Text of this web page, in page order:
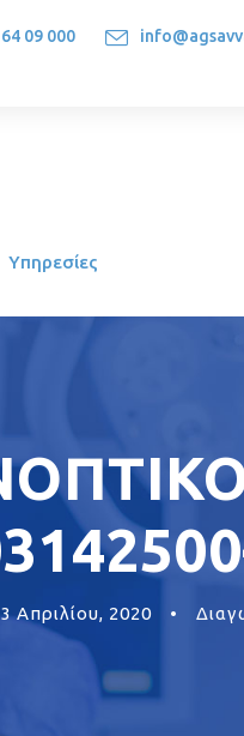
09 000
Υπηρεσίες
3 Απριλίου, 2020 •